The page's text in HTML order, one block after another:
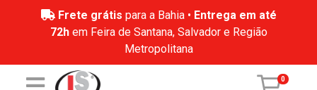
Frete grátis para a Bahia • Entrega em até
72hem Feira de Santana, Salvador e Região
Metropolitana
0